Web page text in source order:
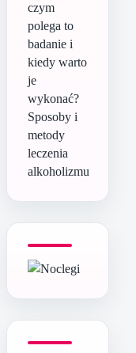
czym
polega to
badanie i
kiedy warto
je
wykonać?
Sposoby i
metody
leczenia
alkoholizmu